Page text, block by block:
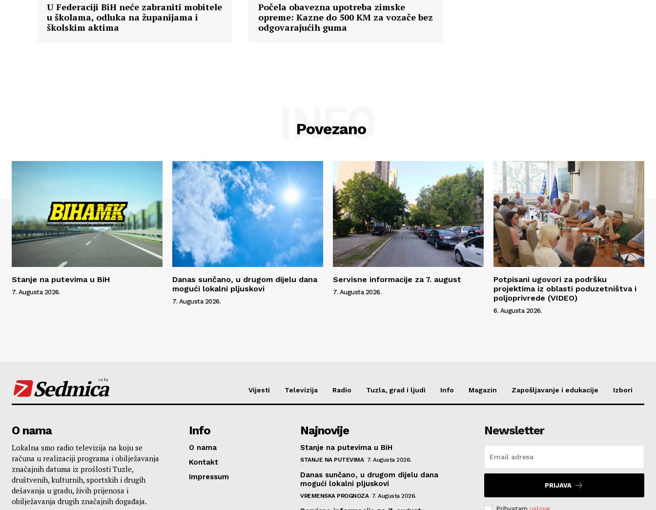
U Federaciji BiH neće zabraniti mobitele
u školama, odluka na županijama i
školskim aktima
Počela obavezna upotreba zimske
opreme: Kazne do 500 KM za vozače bez
odgovarajućih guma
Povezano
INFO
Stanje na putevima u BiH
7. Augusta 2026.
Danas sunčano, u drugom dijelu dana
mogući lokalni pljuskovi
7. Augusta 2026.
Servisne informacije za 7. august
7. Augusta 2026.
Potpisani ugovori za podršku
projektima iz oblasti poduzetništva i
poljoprivrede (VIDEO)
6. Augusta 2026.
Sedmica
info
Vijesti Televizija Radio Tuzla, grad i ljudi Info Magazin Zapošljavanje i edukacije Izbori
O nama
Lokalna smo radio televizija na koju se
računa u realizaciji programa i obilježavanja
značajnih datuma iz prošlosti Tuzle,
društvenih, kulturnih, sportskih i drugih
dešavanja u gradu, živih prijenosa i
obilježavanja drugih značajnih događaja.
Info
O nama
Kontakt
Impressum
Najnovije
Stanje na putevima u BiH
STANJE NA PUTEVIMA 7. Augusta 2026.
Danas sunčano, u drugom dijelu dana
mogući lokalni pljuskovi
VREMENSKA PROGNOZA 7. Augusta 2026.
Newsletter
PRIJAVA